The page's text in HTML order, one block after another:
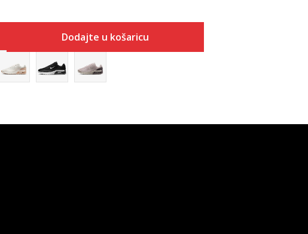
Dodajte u košaricu